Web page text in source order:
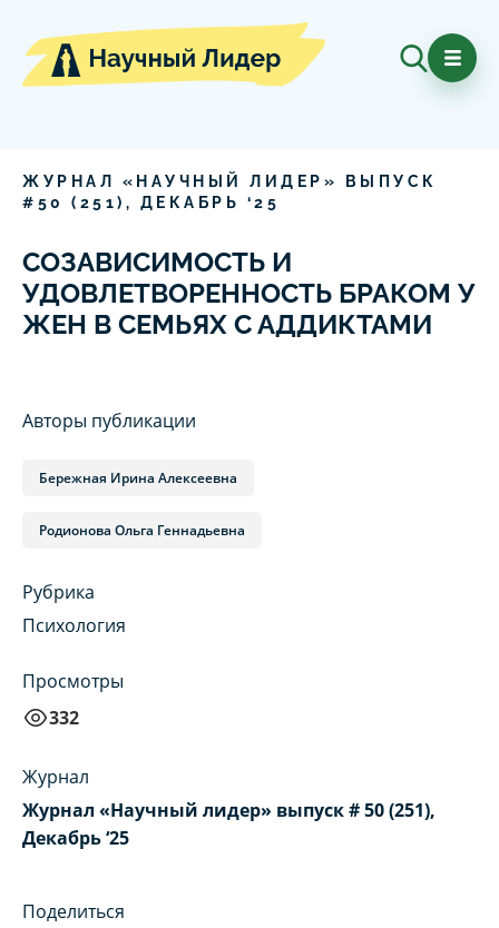
ЖУРНАЛ «НАУЧНЫЙ ЛИДЕР» ВЫПУСК
# 50 ( 251), ДЕКАБРЬ ‘25
СОЗАВИСИМОСТЬ И
УДОВЛЕТВОРЕННОСТЬ БРАКОМ У
ЖЕН В СЕМЬЯХ С АДДИКТАМИ
Авторы публикации
Бережная Ирина Алексеевна
Родионова Ольга Геннадьевна
Рубрика
Психология
Просмотры
332
Журнал
Журнал «Научный лидер» выпуск # 50 (251),
Декабрь ‘25
Поделиться